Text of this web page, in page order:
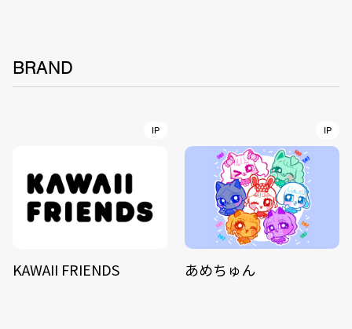
BRAND
IP
KAWAII FRIENDS
IP
あめちゅん